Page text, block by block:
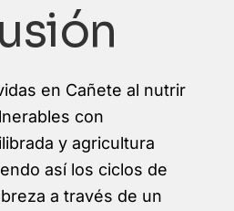
en Cañete al nutrir
con
y agricultura
así los ciclos de
a través de un